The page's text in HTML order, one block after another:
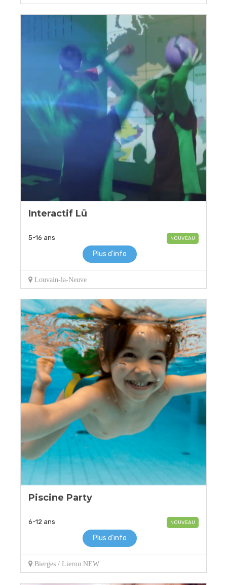
Interactif Lü
NOUVEAU
5-16 ans
Plus d'info
Louvain-la-Neuve
Piscine Party
NOUVEAU
6-12 ans
Plus d'info
Bierges / Liernu NEW